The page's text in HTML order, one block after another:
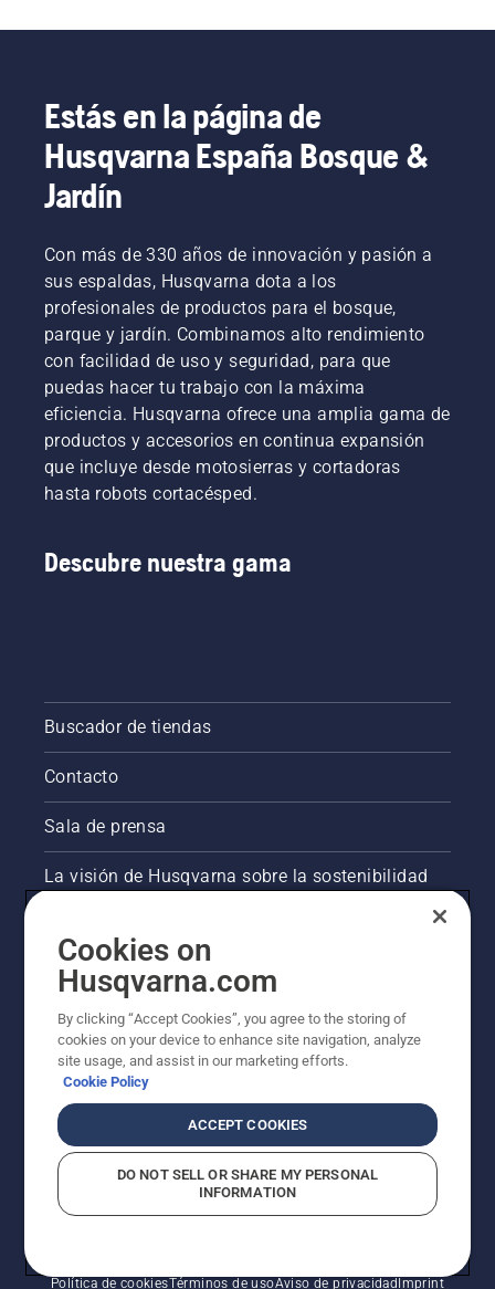
Estás en la página de
Husqvarna España Bosque &
Jardín
Con más de 330 años de innovación y pasión a
sus espaldas, Husqvarna dota a los
profesionales de productos para el bosque,
parque y jardín. Combinamos alto rendimiento
con facilidad de uso y seguridad, para que
puedas hacer tu trabajo con la máxima
eficiencia. Husqvarna ofrece una amplia gama de
productos y accesorios en continua expansión
que incluye desde motosierras y cortadoras
hasta robots cortacésped.
Descubre nuestra gama
Buscador de tiendas
Contacto
Sala de prensa
La visión de Husqvarna sobre la sostenibilidad
Otros sitios de Husqvarna
© Husqvarna AB (publ). Todos los derechos
Política de cookiesTérminos de usoAviso de privacidadImprint
Cookies on
Husqvarna.com
By clicking “Accept Cookies”, you agree to the storing of
cookies on your device to enhance site navigation, analyze
site usage, and assist in our marketing efforts.
Cookie Policy
ACCEPT COOKIES
DO NOT SELL OR SHARE MY PERSONAL
INFORMATION